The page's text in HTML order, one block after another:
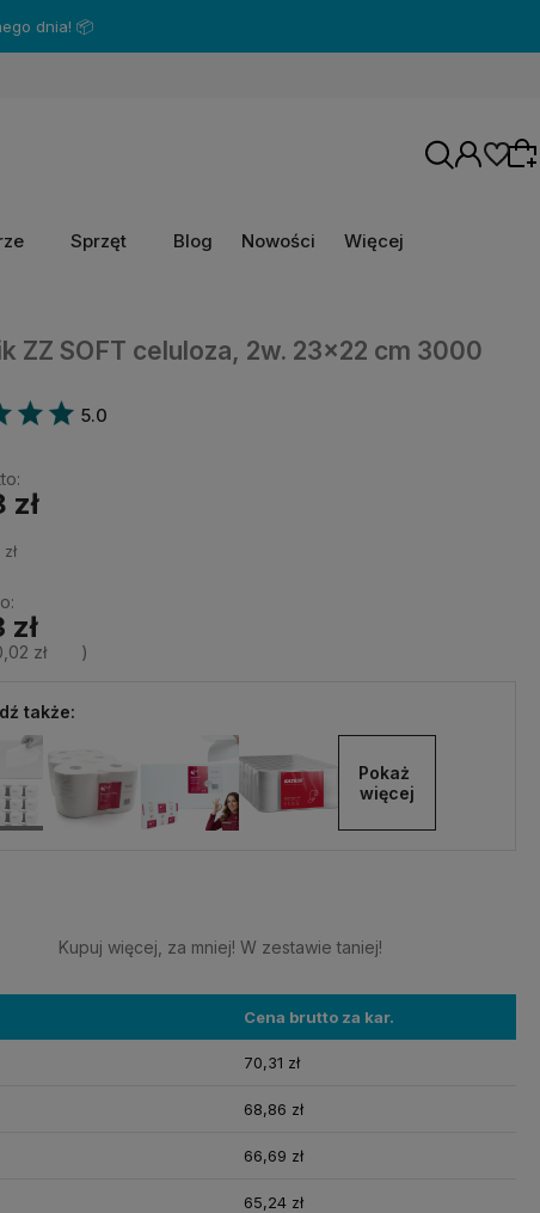
Wybierz coś dla siebie z naszej aktualnej
oferty lub zaloguj się, aby przywrócić dodane
Sprzęt Blog Nowości Więcej
ZZ SOFT celuloza, 2w. 23x22 cm 3000
5.0
zł
zł
zł )
także:
Pokaż
więcej
Kupuj więcej, za mniej! W zestawie taniej!
Cena brutto za kar.
70,31 zł
68,86 zł
66,69 zł
65,24 zł